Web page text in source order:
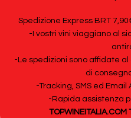
Spedizione Express BRT
-I vostri vini viaggiano al
-Le spedizioni sono affidate
di
-Tracking, SMS ed
-Rapida assistenza
TOPWINEITALIA.COM